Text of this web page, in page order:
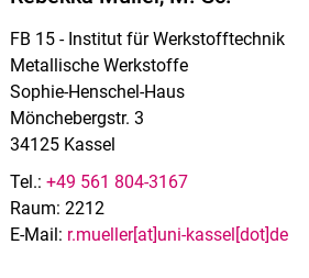
FB 15 - Institut für Werkstofftechnik
Metallische Werkstoffe
Sophie-Henschel-Haus
Mönchebergstr. 3
34125 Kassel
Tel.:+49 561 804-3167
Raum: 2212
E-Mail: r.mueller[at]uni-kassel[dot]de